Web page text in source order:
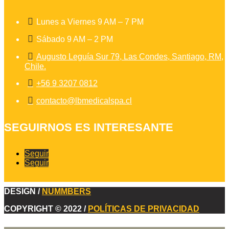
 Lunes a Viernes 9 AM – 7 PM
 Sábado 9 AM – 2 PM
 Augusto Leguía Sur 79, Las Condes, Santiago, RM,
Chile.
 +56 9 3207 0812
 contacto@lbmedicalspa.cl
SEGUIRNOS ES INTERESANTE
Seguir
Seguir
DESIGN / NUMMBERS
COPYRIGHT © 2022 / POLÍTICAS DE PRIVACIDAD